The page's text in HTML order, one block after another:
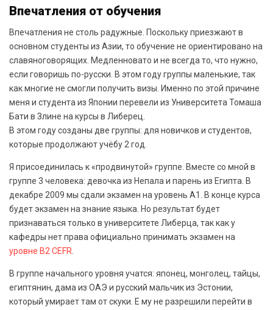
Впечатления от обучения
Впечатления не столь радужные. Поскольку приезжают в
основном студенты из Азии, то обучение не ориентировано на
славяноговорящих. Медленновато и не всегда то, что нужно,
если говоришь по-русски. В этом году группы маленькие, так
как многие не смогли получить визы. Именно по этой причине
меня и студента из Японии перевели из Университета Томаша
Бати в Злине на курсы в Либерец.
В этом году созданы две группы: для новичков и студентов,
которые продолжают учёбу 2 год.
Я присоединилась к «продвинутой» группе. Вместе со мной в
группе 3 человека: девочка из Непала и парень из Египта. В
декабре 2009 мы сдали экзамен на уровень А1. В конце курса
будет экзамен на знание языка. Но результат будет
признаваться только в университете Либерца, так как у
кафедры нет права официально принимать экзамен на
уровне В2 CEFR.
В группе начального уровня учатся: японец, монголец, тайцы,
египтянин, дама из ОАЭ и русский мальчик из Эстонии,
который умирает там от скуки. Е му не разрешили перейти в